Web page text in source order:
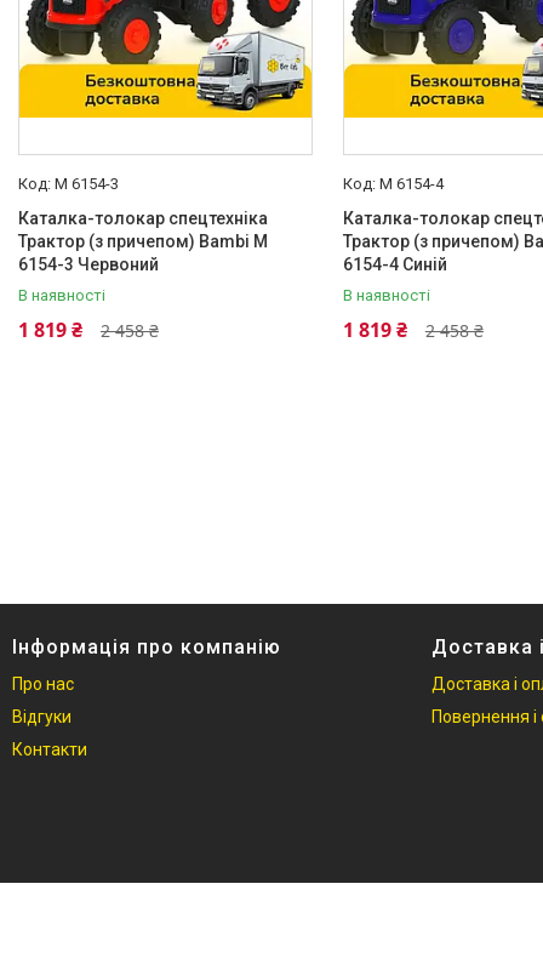
M 6154-3
Каталка-толокар спецтехніка
Трактор (з причепом) Bambi M
6154-3 Червоний
В наявності
2 458 ₴
1 819 ₴
M 6154-4
Каталка-толокар
Трактор (з причепом)
6154-4 Синій
В наявності
2 458 ₴
1 819 ₴
Інформація про компанію
Про нас
Відгуки
Контакти
Доставка
Доставка і
Повернення і